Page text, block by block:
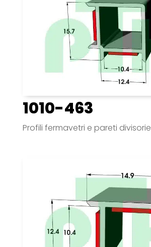
1010-463
Profili fermavetri e pareti divisorie